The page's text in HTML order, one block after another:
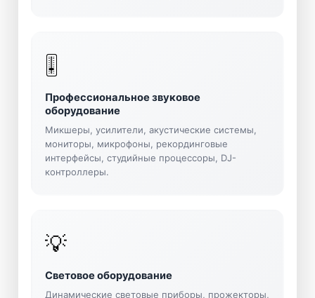
🎚️
Профессиональное звуковое
оборудование
Микшеры, усилители, акустические системы,
мониторы, микрофоны, рекординговые
интерфейсы, студийные процессоры, DJ-
контроллеры.
💡
Световое оборудование
Динамические световые приборы, прожекторы,